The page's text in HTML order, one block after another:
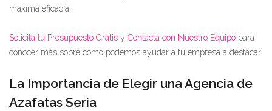
máxima eficacia.
Solicita tu Presupuesto Gratis y Contacta con Nuestro Equipo para
conocer más sobre cómo podemos ayudar a tu empresa a destacar.
La Importancia de Elegir una Agencia de
Azafatas Seria